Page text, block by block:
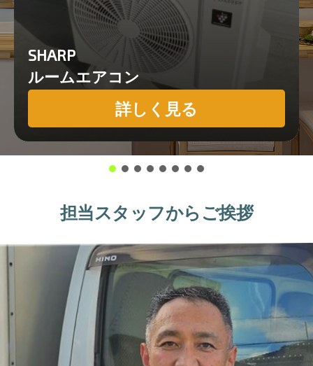
SHARP
ルームエアコン
詳しく見る
担当スタッフからご挨拶